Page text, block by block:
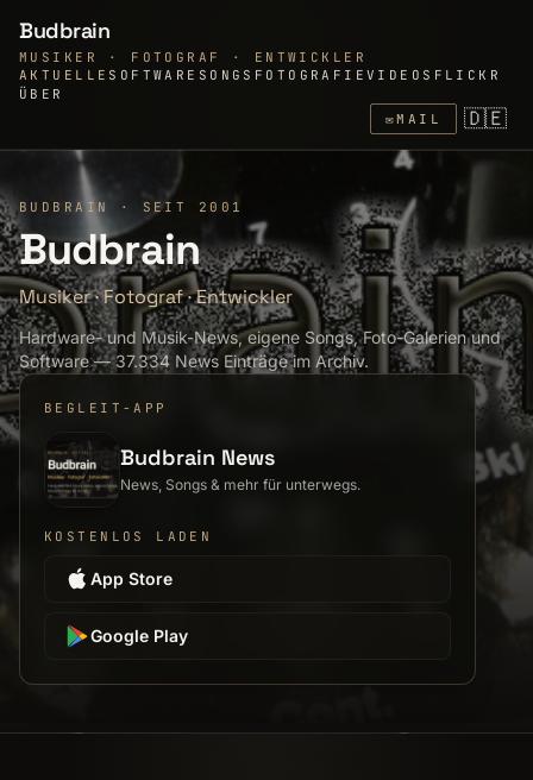
Budbrain
MUSIKER · FOTOGRAF · ENTWICKLER
AKTUELLE SOFTWARE SONGS FOTOGRAFIEVIDEOS FLICKR
ÜBER
✉MAIL 🇩🇪
BUDBRAIN · SEIT 2001
Budbrain
Musiker·Fotograf·Entwickler
Hardware- und Musik-News, eigene Songs, Foto-Galerien und
Software — 37.334 News Einträge im Archiv.
BEGLEIT-APP
Budbrain News
News, Songs & mehr für unterwegs.
KOSTENLOS LADEN
App Store
Google Play